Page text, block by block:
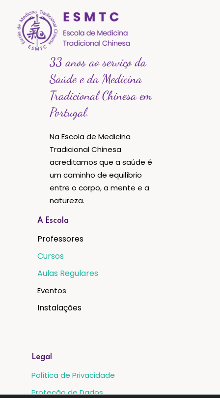
33 anos ao serviço da
Saúde e da Medicina
Tradicional Chinesa em
Portugal.
Na Escola de Medicina
Tradicional Chinesa
acreditamos que a saúde é
um caminho de equilíbrio
entre o corpo, a mente e a
natureza.
A Escola
Professores
Cursos
Aulas Regulares
Eventos
Instalações
Legal
Política de Privacidade
Proteção de Dados